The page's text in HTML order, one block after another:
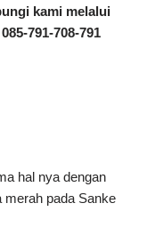
kami melalui
791-708-791
hal nya dengan
merah pada Sanke